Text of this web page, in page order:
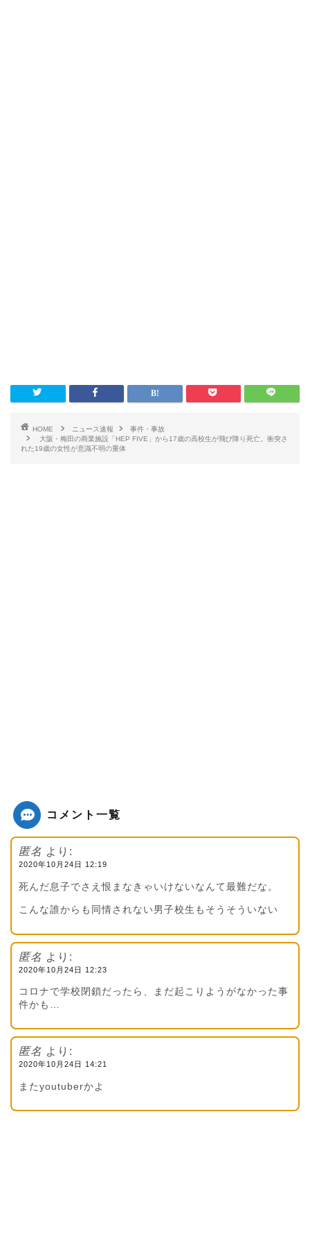
HOME ニュース速報
事件・事故
大阪・梅田の商業施設「HEP FIVE」から17歳の高校生が飛び降り死亡。衝突さ
れた19歳の女性が意識不明の重体
コメント一覧
匿名 より:
2020年10月24日 12:19
死んだ息子でさえ恨まなきゃいけないなんて最難だな。
こんな誰からも同情されない男子校生もそうそういない
匿名 より:
2020年10月24日 12:23
コロナで学校閉鎖だったら、まだ起こりようがなかった事
件かも…
匿名 より:
2020年10月24日 14:21
またyoutuberかよ